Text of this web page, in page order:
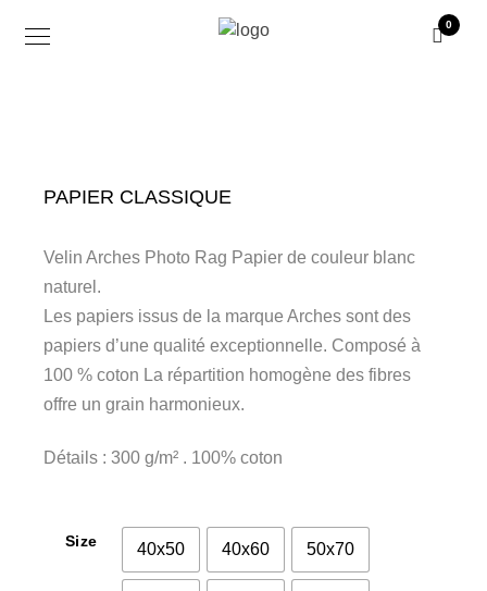
0
PAPIER CLASSIQUE
Velin Arches Photo Rag Papier de couleur blanc
naturel.
Les papiers issus de la marque Arches sont des
papiers d’une qualité exceptionnelle. Composé à
100 % coton La répartition homogène des fibres
offre un grain harmonieux.
Détails : 300 g/m² . 100% coton
Size 40x50 40x60 50x70